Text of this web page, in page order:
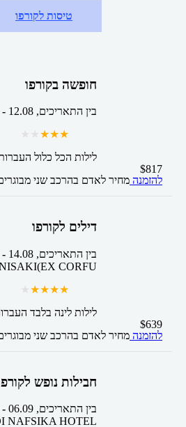
טיסות לקורפו
חופשה בקורפו
בין התאריכים, -
4 לילות הכל כלול
$817
להזמנה מחיר לאדם בהרכב שני
דילים לקורפו
בין התאריכים, -
CORFU
3 לילות לינה בלבד
$639
להזמנה מחיר לאדם בהרכב שני
חבילות נופש
בין התאריכים, -
NAFSIKA HOTEL